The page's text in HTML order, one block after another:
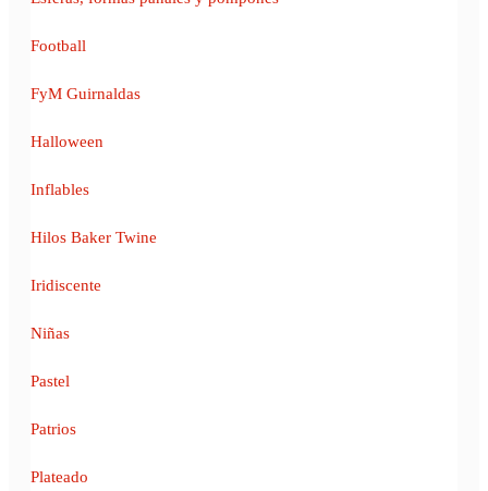
Football
FyM Guirnaldas
Halloween
Inflables
Hilos Baker Twine
Iridiscente
Niñas
Pastel
Patrios
Plateado